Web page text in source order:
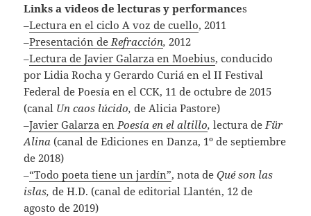
Links a videos de lecturas y performances
–Lectura en el ciclo A voz de cuello, 2011
–Presentación de Refracción, 2012
–Lectura de Javier Galarza en Moebius, conducido
por Lidia Rocha y Gerardo Curiá en el II Festival
Federal de Poesía en el CCK, 11 de octubre de 2015
(canal Un caos lúcido, de Alicia Pastore)
–Javier Galarza en Poesía en el altillo,lectura de Für
Alina(canal de Ediciones en Danza, 1º de septiembre
de 2018)
–“Todo poeta tiene un jardín”, nota deQué son las
islas, de H.D. (canal de editorial Llantén, 12 de
agosto de 2019)